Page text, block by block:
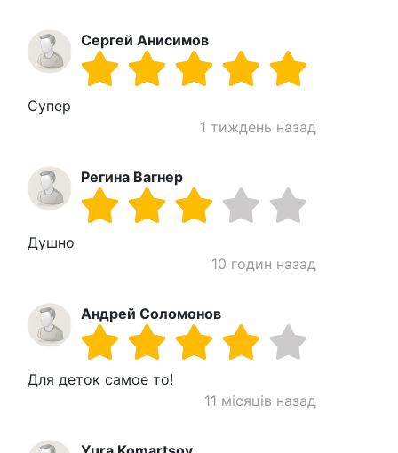
Сергей Анисимов
Супер
1 тиждень назад
Регина Вагнер
Душно
10 годин назад
Андрей Соломонов
Для деток самое то!
11 місяців назад